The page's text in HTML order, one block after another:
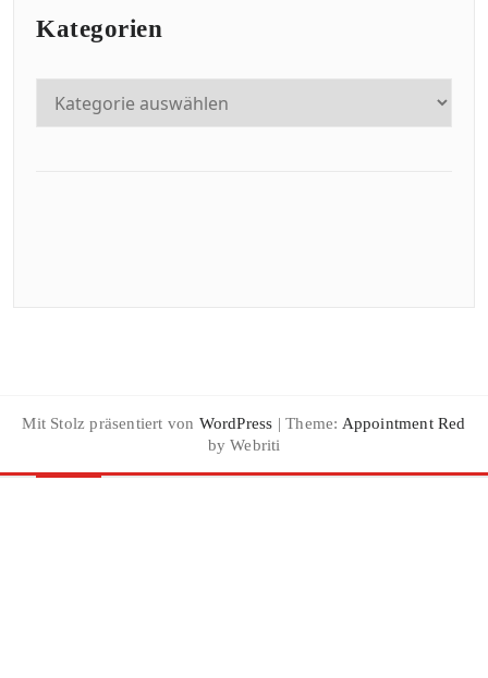
Kategorien
Mit Stolz präsentiert von WordPress | Theme: Appointment Red
by Webriti